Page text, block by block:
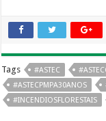
Tags #ASTEC
#ASTECPMPA30ANOS
#INCENDIOSFLORESTAIS